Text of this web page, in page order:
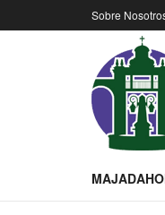
Sobre